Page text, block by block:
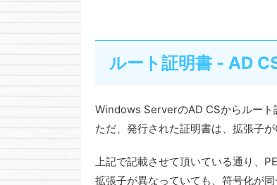
ルート証明書 - AD
Windows ServerのAD CSからルート
ただ、発行された証明書は、拡張子が
上記で記載させて頂いている通り、
拡張子が異なっていても、符号化が